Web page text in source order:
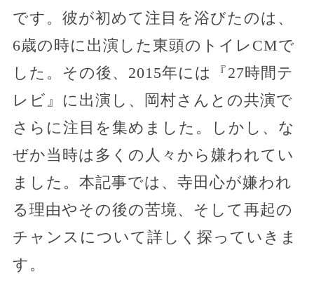
です。彼が初めて注目を浴びたのは、
6歳の時に出演した東頭のトイレCMで
した。その後、2015年には『27時間テ
レビ』に出演し、岡村さんとの共演で
さらに注目を集めました。しかし、な
ぜか当時は多くの人々から嫌われてい
ました。本記事では、寺田心が嫌われ
る理由やその後の苦境、そして再起の
チャンスについて詳しく探っていきま
す。